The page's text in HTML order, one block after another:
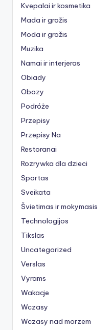
Kvepalai ir kosmetika
Mada ir grožis
Moda ir grožis
Muzika
Namai ir interjeras
Obiady
Obozy
Podróże
Przepisy
Przepisy Na
Restoranai
Rozrywka dla dzieci
Sportas
Sveikata
Švietimas ir mokymasis
Technologijos
Tikslas
Uncategorized
Verslas
Vyrams
Wakacje
Wczasy
Wczasy nad morzem